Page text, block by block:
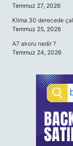
Temmuz 27, 2026
Klima 30 derecede
Temmuz 25, 2026
A7 akoru nedir ?
Temmuz 24, 2026